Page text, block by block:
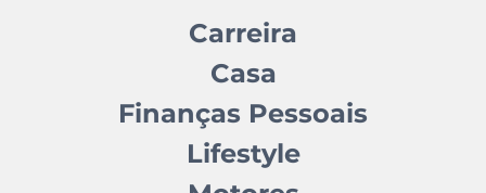
Carreira
Casa
Finanças Pessoais
Lifestyle